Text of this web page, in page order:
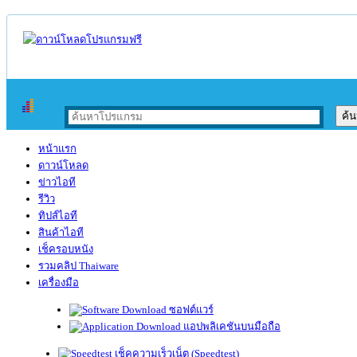
หน้าแรก
ดาวน์โหลด
ข่าวไอที
รีวิว
ทิปส์ไอที
สินค้าไอที
เช็ครอบหนัง
รวมคลิป Thaiware
เครื่องมือ
ซอฟต์แวร์
แอปพลิเคชันบนมือถือ
เช็คความเร็วเน็ต (Speedtest)